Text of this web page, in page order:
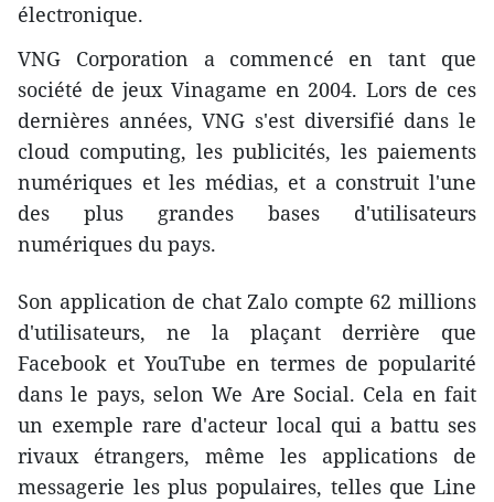
électronique.
VNG Corporation a commencé en tant que
société de jeux Vinagame en 2004. Lors de ces
dernières années, VNG s'est diversifié dans le
cloud computing, les publicités, les paiements
numériques et les médias, et a construit l'une
des plus grandes bases d'utilisateurs
numériques du pays.
Son application de chat Zalo compte 62 millions
d'utilisateurs, ne la plaçant derrière que
Facebook et YouTube en termes de popularité
dans le pays, selon We Are Social. Cela en fait
un exemple rare d'acteur local qui a battu ses
rivaux étrangers, même les
applications de
messagerie les plus populaires, telles que Line